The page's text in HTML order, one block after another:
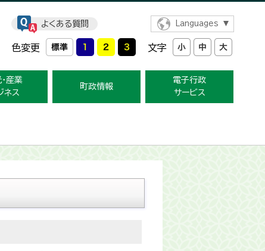
よくある質問 Languages
色変更 文字
産業
ネス
町政情報
電子行政
サービス